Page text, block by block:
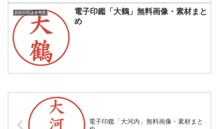
おから始まる名字
電子印鑑「大鶴」無料画像・素材まと
め
電子印鑑「大河内」無料画像・素材まと